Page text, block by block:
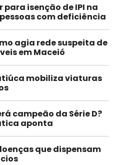
isenção de IPI na
com deficiência
agia rede suspeita de
em Maceió
mobiliza viaturas
campeão da Série D?
aponta
que dispensam